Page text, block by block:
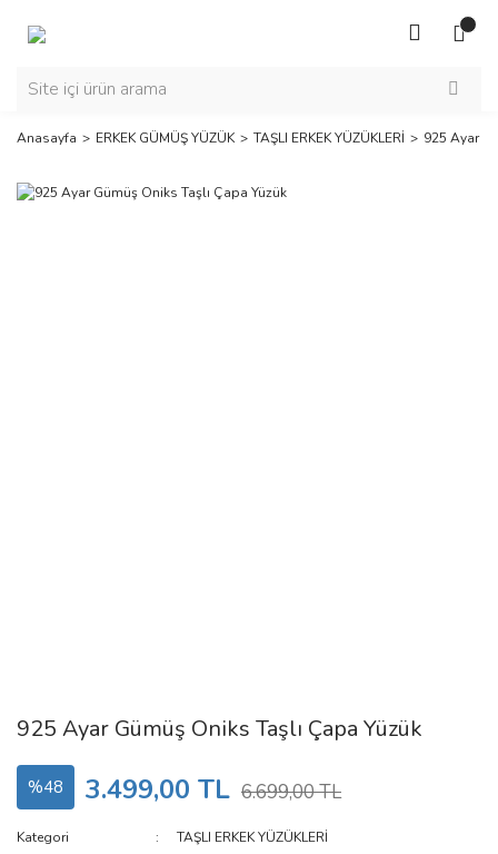
Anasayfa ERKEK GÜMÜŞ YÜZÜK TAŞLI ERKEK YÜZÜKLERİ 925 Ayar
925 Ayar Gümüş Oniks Taşlı Çapa Yüzük
%48 3.499,00 TL 6.699,00 TL
Kategori
TAŞLI ERKEK YÜZÜKLERİ